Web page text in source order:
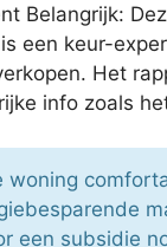
Belangrijk:
een keur-
Het
info zoals
woning
een subsidie